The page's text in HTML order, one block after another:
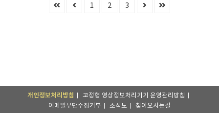
1 2 3
개인정보처리방침
고정형 영상정보처리기기 운영관리방침
이메일무단수집거부
조직도 찾아오시는길